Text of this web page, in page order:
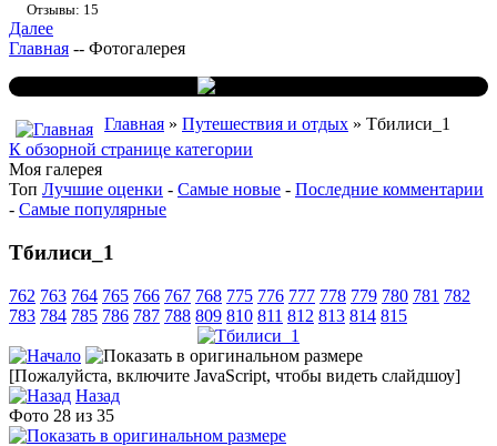
Отзывы: 15
Далее
Главная -- Фотогалерея
Главная » Путешествия и отдых » Тбилиси_1
К обзорной странице категории
Моя галерея
Топ Лучшие оценки - Самые новые - Последние комментарии
- Самые популярные
Тбилиси_1
762 763 764 765 766 767 768 775 776 777 778 779 780 781 782
783 784 785 786 787 788 809 810 811 812 813 814 815
[Пожалуйста, включите JavaScript, чтобы видеть слайдшоу]
Назад
Фото 28 из 35